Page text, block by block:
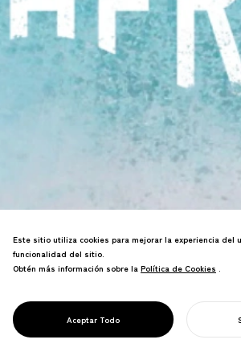
PROJECT
OCÉANO MADRE
Investigación
sentimientos
Este sitio utiliza cookies para mejorar la experiencia del
funcionalidad del sitio.
Obtén más información sobre la Política de Cookies
Política de Cookies .
Aceptar Todo